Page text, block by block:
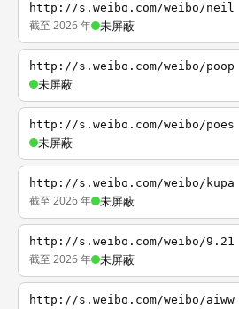
http://s.weibo.com/weibo/neil
截至 2026 年 未屏蔽
http://s.weibo.com/weibo/poop
未屏蔽
http://s.weibo.com/weibo/poes
未屏蔽
http://s.weibo.com/weibo/kupa
截至 2026 年 未屏蔽
http://s.weibo.com/weibo/9.21
截至 2026 年 未屏蔽
http://s.weibo.com/weibo/aiww